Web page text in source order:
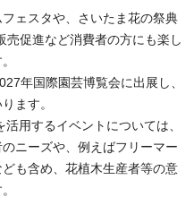
ェスタや、さいたま花の祭典
促進など消費者の方にも楽し
年国際園芸博覧会に出展し、
ます。
用するイベントについては、
ニーズや、例えばフリーマー
も含め、花植木生産者等の意